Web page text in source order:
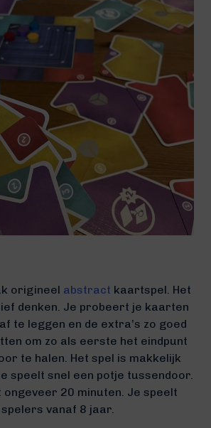
origineel abstract kaartspel. Het
denken. Je probeert je kaarten
te leggen en de extra’s zo goed
om zo als eerste het eindpunt
te halen. Het spel is makkelijk
speelt snel een potje tussendoor.
ongeveer 20 minuten. Je speelt
vanaf 8 jaar.